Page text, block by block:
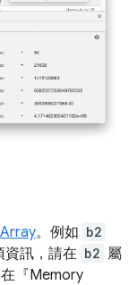
。例如 b2
資訊，請在 b2 屬
『Memory